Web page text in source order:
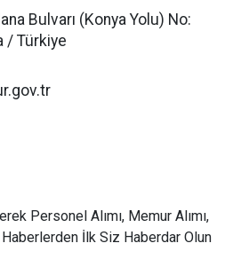
Bulvarı (Konya Yolu) No:
/ Türkiye
Personel Alımı, Memur Alımı,
İlk Siz Haberdar Olun